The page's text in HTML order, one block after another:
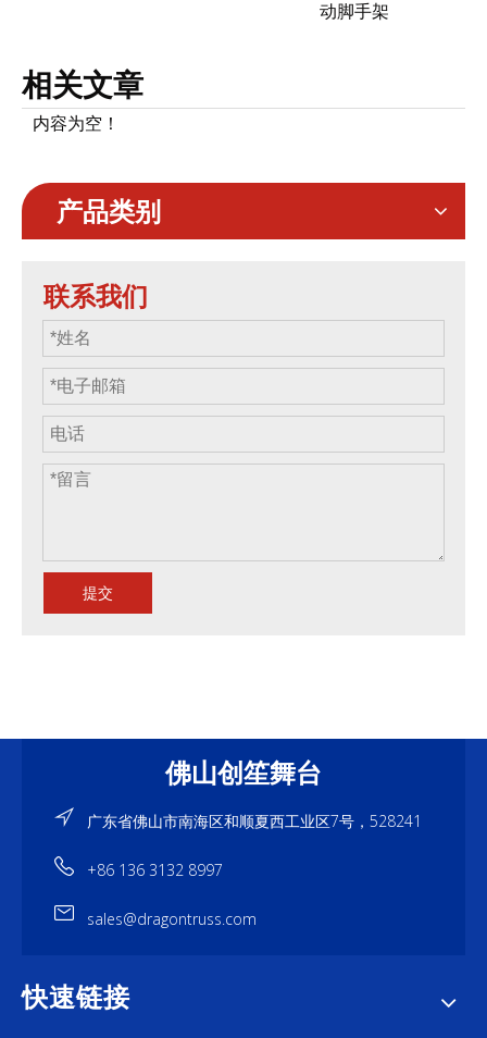
动脚手架
相关文章
内容为空！
产品类别
联系我们
提交
佛山创笙舞台
广东省佛山市南海区和顺夏西工业区7号，528241
+86 136 3132 8997
sales@dragontruss.com
快速链接